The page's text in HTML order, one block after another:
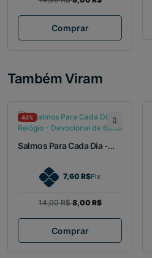
Comprar
Também Viram
43%
Salmos Para Cada Dia -...
7,60 R$Pix
14,00 R$8,00 R$
Comprar